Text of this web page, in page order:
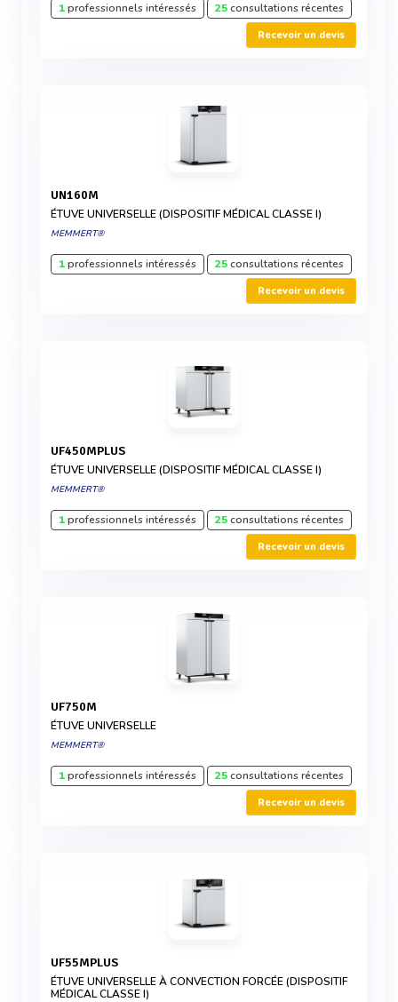
1professionnels intéressés 25consultations récentes
Recevoir un devis
UN160M
ÉTUVE UNIVERSELLE (DISPOSITIF MÉDICAL CLASSE I)
MEMMERT®
1professionnels intéressés 25consultations récentes
Recevoir un devis
UF450MPLUS
ÉTUVE UNIVERSELLE (DISPOSITIF MÉDICAL CLASSE I)
MEMMERT®
1professionnels intéressés 25consultations récentes
Recevoir un devis
UF750M
ÉTUVE UNIVERSELLE
MEMMERT®
1professionnels intéressés 25consultations récentes
Recevoir un devis
UF55MPLUS
ÉTUVE UNIVERSELLE À CONVECTION FORCÉE (DISPOSITIF
MÉDICAL CLASSE I)